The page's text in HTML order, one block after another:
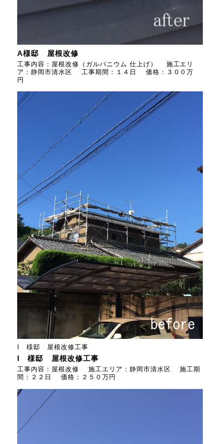
A様邸 屋根改修
工事内容：屋根改修（ガルバニウム 仕上げ） 施工エリ
ア：静岡市清水区 工事期間：１４日 価格：３００万
円
I 様邸 屋根改修工事
I 様邸 屋根改修工事
工事内容：屋根改修 施工エリア：静岡市清水区 施工期
間：２２日 価格：２５０万円